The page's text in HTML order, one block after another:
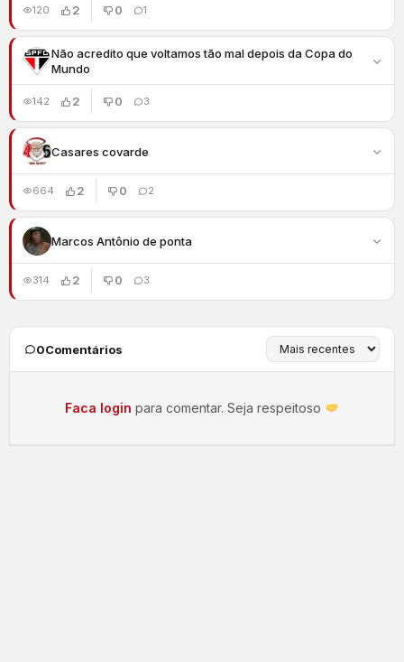
120 2 0 1
Não acredito que voltamos tão mal depois da Copa do
Mundo
142 2 0 3
Casares covarde
664 2 0 2
Marcos Antônio de ponta
314 2 0 3
0Comentários
Faca login para comentar. Seja respeitoso